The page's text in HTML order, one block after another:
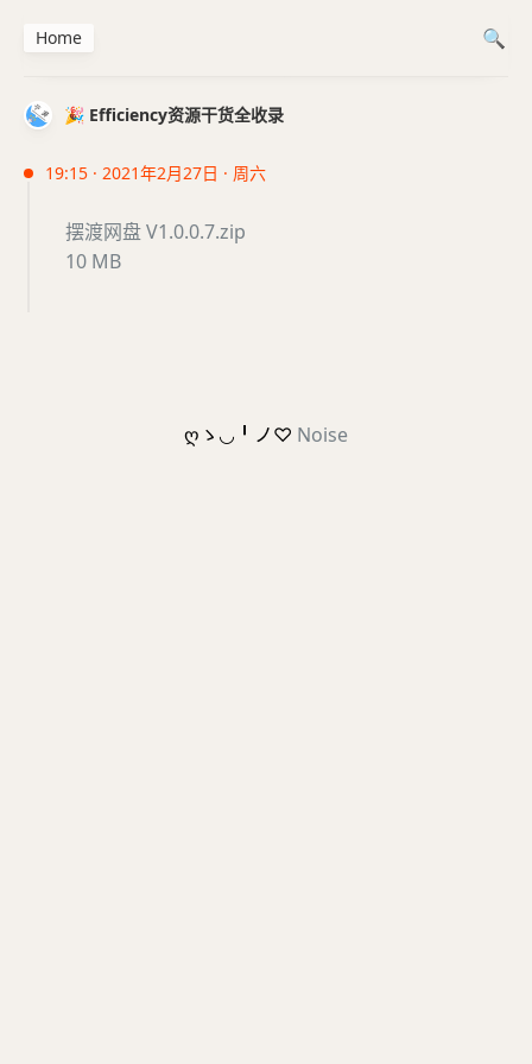
🎉 Efficiency资源干货全收录
19:15 · 2021年2月27日 · 周六
摆渡网盘 V1.0.0.7.zip
10 MB
Home
ღゝ◡╹ノ♡ Noise